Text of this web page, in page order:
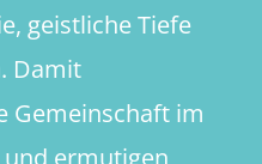
geistliche Tiefe
Damit
Gemeinschaft im
ermutigen